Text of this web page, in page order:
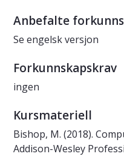
Anbefalte
Se engelsk versjon
Forkunnskapskrav
ingen
Kursmateriell
Bishop, M. (2018).
Addison-Wesley